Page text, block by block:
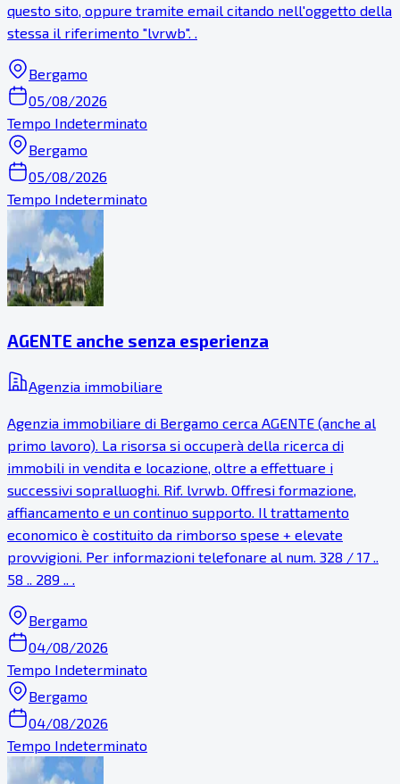
questo sito, oppure tramite email citando nell'oggetto della
stessa il riferimento "lvrwb". .
Bergamo
05/08/2026
Tempo Indeterminato
Bergamo
05/08/2026
Tempo Indeterminato
AGENTE anche senza esperienza
Agenzia immobiliare
Agenzia immobiliare di Bergamo cerca AGENTE (anche al
primo lavoro). La risorsa si occuperà della ricerca di
immobili in vendita e locazione, oltre a effettuare i
successivi sopralluoghi. Rif. lvrwb. Offresi formazione,
affiancamento e un continuo supporto. Il trattamento
economico è costituito da rimborso spese + elevate
provvigioni. Per informazioni telefonare al num. 328 / 17 ..
58 .. 289 .. .
Bergamo
04/08/2026
Tempo Indeterminato
Bergamo
04/08/2026
Tempo Indeterminato